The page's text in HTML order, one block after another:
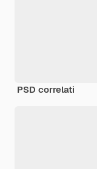
PSD correlati